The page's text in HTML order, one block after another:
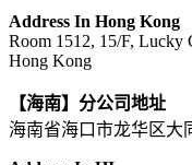
Address In Hong Kong
Room 1512, 15/F, Lucky
Hong Kong
【海南】分公司地址
海南省海口市龙华区大